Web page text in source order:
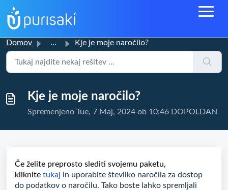
Domov ... Kje je moje naročilo?
Kje je moje naročilo?
Spremenjeno Tue, 7 Maj, 2024 ob 10:46 DOPOLDAN
Če želite preprosto slediti svojemu paketu,
kliknite tukaj in uporabite številko naročila za dostop
do podatkov o naročilu. Tako boste lahko spremljali